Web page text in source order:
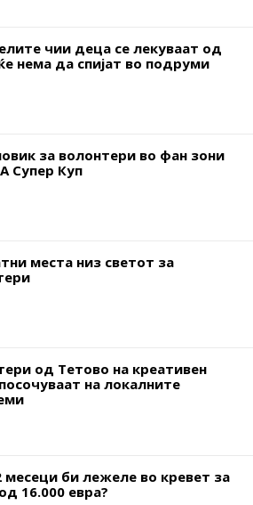
чии деца се лекуваат од
нема да спијат во подруми
за волонтери во фан зони
Супер Куп
места низ светот за
од Тетово на креативен
на локалните
месеци би лежеле во кревет за
16.000 евра?